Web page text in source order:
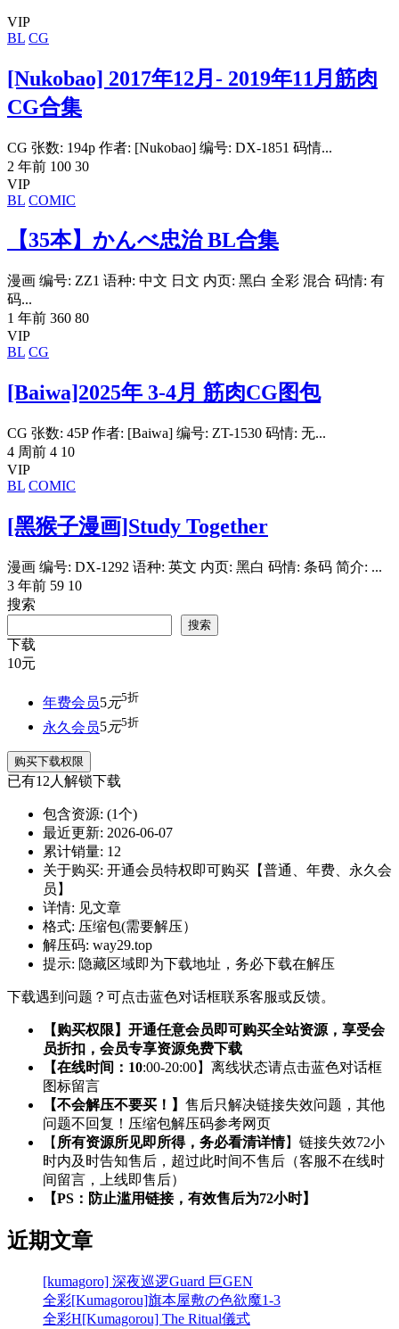
VIP
BL CG
[Nukobao] 2017年12月- 2019年11月筋肉
CG合集
CG 张数: 194p 作者: [Nukobao] 编号: DX-1851 码情...
2 年前 100 30
VIP
BL COMIC
【35本】かんべ忠治 BL合集
漫画 编号: ZZ1 语种: 中文 日文 内页: 黑白 全彩 混合 码情: 有
码...
1 年前 360 80
VIP
BL CG
[Baiwa]2025年 3-4月 筋肉CG图包
CG 张数: 45P 作者: [Baiwa] 编号: ZT-1530 码情: 无...
4 周前 4 10
VIP
BL COMIC
[黑猴子漫画]Study Together
漫画 编号: DX-1292 语种: 英文 内页: 黑白 码情: 条码 简介: ...
3 年前 59 10
搜索
搜索
下载
10元
年费会员5元5折
永久会员5元5折
购买下载权限
已有12人解锁下载
包含资源: (1个)
最近更新: 2026-06-07
累计销量: 12
关于购买: 开通会员特权即可购买【普通、年费、永久会
员】
详情: 见文章
格式: 压缩包(需要解压）
解压码: way29.top
提示: 隐藏区域即为下载地址，务必下载在解压
下载遇到问题？可点击蓝色对话框联系客服或反馈。
【购买权限】开通任意会员即可购买全站资源，享受会
员折扣，会员专享资源免费下载
【在线时间：10:00-20:00】离线状态请点击蓝色对话框
图标留言
【不会解压不要买！】 售后只解决链接失效问题，其他
问题不回复！压缩包解压码参考网页
【 所有资源所见即所得，务必看清详情】链接失效72小
时内及时告知售后，超过此时间不售后（客服不在线时
间留言，上线即售后）
【PS：防止滥用链接，有效售后为72小时】
近期文章
[kumagoro] 深夜巡逻Guard 巨GEN
全彩[Kumagorou]旗本屋敷の色欲魔1-3
全彩H[Kumagorou] The Ritual儀式